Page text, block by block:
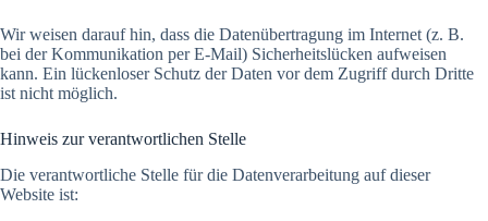
Wir weisen darauf hin, dass die Datenübertragung im Internet (z. B.
bei der Kommunikation per E-Mail) Sicherheitslücken aufweisen
kann. Ein lückenloser Schutz der Daten vor dem Zugriff durch Dritte
ist nicht möglich.
Hinweis zur verantwortlichen Stelle
Die verantwortliche Stelle für die Datenverarbeitung auf dieser
Website ist: